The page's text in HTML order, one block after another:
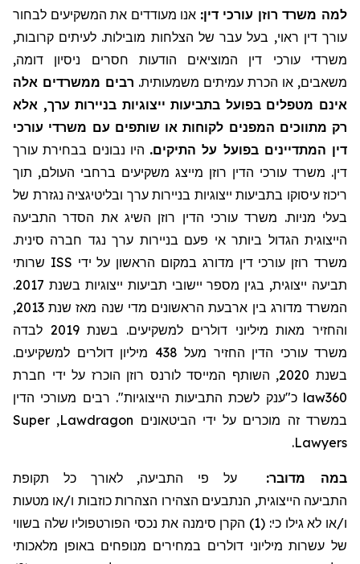
למה משרד רוזן עורכי דין: אנו מעודדים את המשקיעים לבחור
עורך דין ראוי, בעל עבר של הצלחות מובילות. לעיתים קרובות,
משרדי עורכי דין המוציאים הודעות חסרים ניסיון דומה,
משאבים, או הכרת עמיתים משמעותית. רבים ממשרדים אלה
אינם מטפלים בפועל בתביעות ייצוגיות בניירות ערך, אלא
רק מתווכים המפנים לקוחות או שותפים עם משרדי עורכי
דין המתדיינים בפועל על התיקים. היו נבונים בבחירת עורך
דין. משרד עורכי הדין רוזן מייצג משקיעים ברחבי העולם, תוך
ריכוז עיסוקו בתביעות ייצוגיות בניירות ערך ובליטיגציה נגזרת של
בעלי מניות. משרד עורכי הדין רוזן השיג את הסדר התביעה
הייצוגית הגדול ביותר אי פעם בניירות ערך נגד חברה סינית.
משרד רוזן עורכי דין מדורג במקום הראשון על ידי ISS שרותי
תביעה ייצוגית, בגין מספר יישובי תביעות ייצוגיות בשנת 2017.
המשרד מדורג בין ארבעת הראשונים מדי שנה מאז שנת 2013,
והחזיר מאות מיליוני דולרים למשקיעים. בשנת 2019 לבדה
משרד עורכי הדין החזיר מעל
438 מיליון דולרים למשקיעים.
בשנת 2020, השותף המייסד לורנס רוזן הוכרז על ידי חברת
law360 כ"ענק לשכת התביעות הייצוגיות". רבים מעורכי הדין
במשרד זה מוכרים על ידי הביטאונים Lawdragon
,
Super
Lawyers
.
במה מדובר:
על פי התביעה, לאורך כל תקופת
התביעה הייצוגית, הנתבעים הצהירו הצהרות כוזבות ו/או מטעות
ו/או לא גילו כי: (1) הקרן סימנה את נכסי הפורטפוליו שלה בשווי
של עשרות מיליוני דולרים במחירים מנופחים באופן מלאכותי